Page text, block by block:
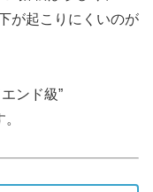
が起こりにくいのが
ンド級”